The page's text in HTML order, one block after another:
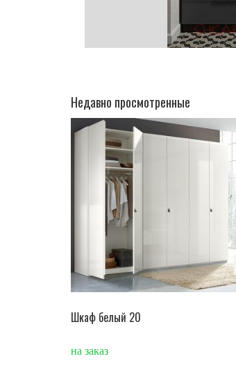
Недавно просмотренные
Шкаф белый 20
на заказ